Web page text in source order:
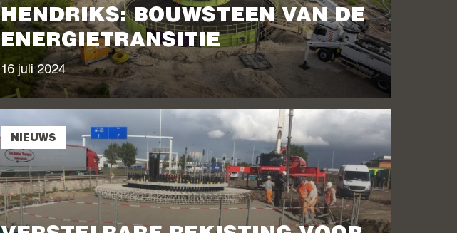
HENDRIKS: BOUWSTEEN VAN DE
ENERGIETRANSITIE
16 juli 2024
NIEUWS